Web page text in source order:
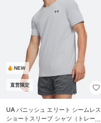
NEW
直営限定
UA バニッシュ エリート シームレス
ショートスリーブ シャツ（トレーニ